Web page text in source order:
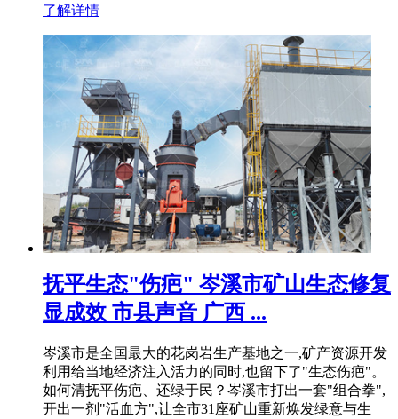
了解详情
抚平生态"伤疤" 岑溪市矿山生态修复
显成效 市县声音 广西 ...
岑溪市是全国最大的花岗岩生产基地之一,矿产资源开发
利用给当地经济注入活力的同时,也留下了"生态伤疤"。
如何清抚平伤疤、还绿于民？岑溪市打出一套"组合拳",
开出一剂"活血方",让全市31座矿山重新焕发绿意与生